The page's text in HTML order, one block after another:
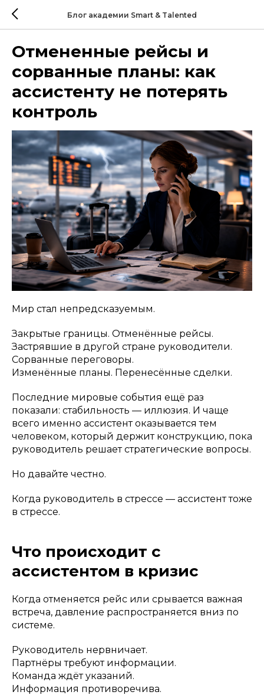
Блог академии Smart & Talented
Отмененные рейсы и
сорванные планы: как
ассистенту не потерять
контроль
Мир стал непредсказуемым.
Закрытые границы. Отменённые рейсы.
Застрявшие в другой стране руководители.
Сорванные переговоры.
Изменённые планы. Перенесённые сделки.
Последние мировые события ещё раз
показали: стабильность — иллюзия. И чаще
всего именно ассистент оказывается тем
человеком, который держит конструкцию, пока
руководитель решает стратегические вопросы.
Но давайте честно.
Когда руководитель в стрессе — ассистент тоже
в стрессе.
Что происходит с
ассистентом в кризис
Когда отменяется рейс или срывается важная
встреча, давление распространяется вниз по
системе.
Руководитель нервничает.
Партнёры требуют информации.
Команда ждёт указаний.
Информация противоречива.